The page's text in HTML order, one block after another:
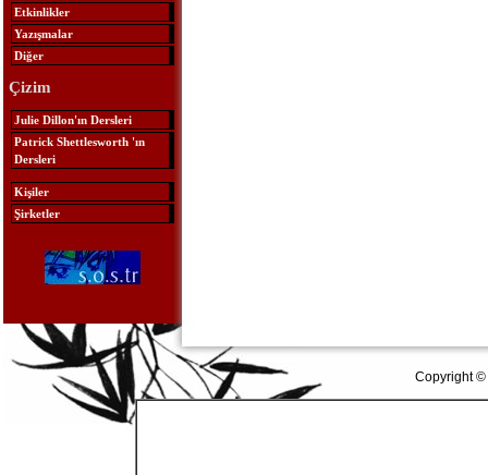
Etkinlikler
Yazışmalar
Diğer
Çizim
Julie Dillon'ın Dersleri
Patrick Shettlesworth 'ın
Dersleri
Kişiler
Şirketler
Copyright ©